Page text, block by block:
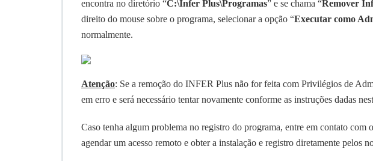
encontra no diretório “C:\Infer Plus\Programas” e se chama “Remover
direito do mouse sobre o programa, selecionar a opção “Executar como
normalmente.
Atenção: Se a remoção do INFER Plus não for feita com Privilégios de
em erro e será necessário tentar novamente conforme as instruções dadas
Caso tenha algum problema no registro do programa, entre em contato com
agendar um acesso remoto e obter a instalação e registro diretamente pelos